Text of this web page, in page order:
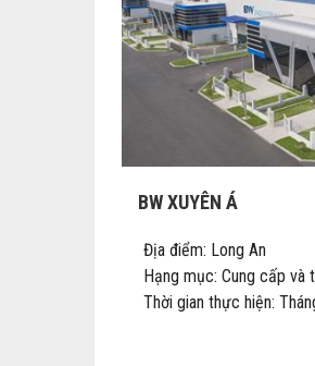
BW XUYÊN Á
Địa điểm: Long An
Hạng mục: Cung cấp và
Thời gian thực hiện: